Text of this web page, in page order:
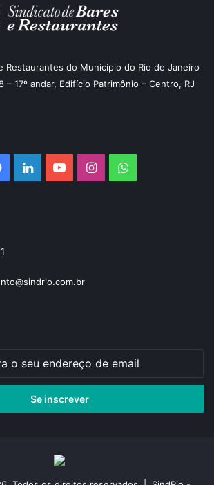
Restaurantes do Município do Rio de Janeiro
– 17º andar, Edifício Patrimônio – Centro, RJ
Facebook
LinkedinYouTubeInstagramWhatsApp